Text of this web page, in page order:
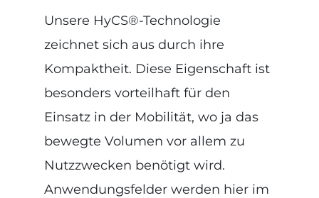
Unsere HyCS®-Technologie
zeichnet sich aus durch ihre
Kompaktheit. Diese Eigenschaft ist
besonders vorteilhaft für den
Einsatz in der Mobilität, wo ja das
bewegte Volumen vor allem zu
Nutzzwecken benötigt wird.
Anwendungsfelder werden hier im